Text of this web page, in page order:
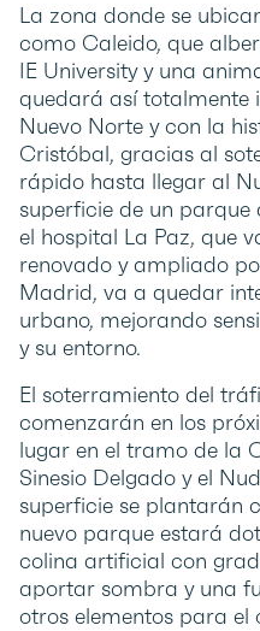
La zona donde se
como Caleido, que
IE University y una
quedará así
Nuevo Norte y con la
Cristóbal, gracias al
rápido hasta llegar al
superficie de un parque
el hospital La Paz, que
renovado y ampliado
Madrid, va a quedar
urbano, mejorando
y su entorno.
El soterramiento del
comenzarán en los
lugar en el tramo de la
Sinesio Delgado y el
superficie se plantarán
nuevo parque estará
colina artificial con
aportar sombra y una
otros elementos para el